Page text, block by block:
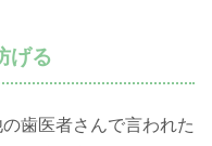
げる
歯医者さんで言われた